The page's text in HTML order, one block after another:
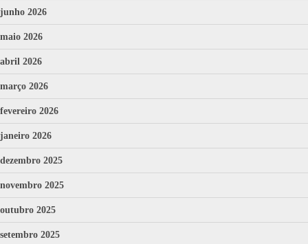
junho 2026
maio 2026
abril 2026
março 2026
fevereiro 2026
janeiro 2026
dezembro 2025
novembro 2025
outubro 2025
setembro 2025